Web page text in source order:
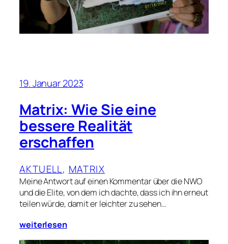
19. Januar 2023
Matrix: Wie Sie eine
bessere Realität
erschaffen
AKTUELL, MATRIX
Meine Antwort auf einen Kommentar über die NWO
und die Elite, von dem ich dachte, dass ich ihn erneut
teilen würde, damit er leichter zu sehen…
weiterlesen